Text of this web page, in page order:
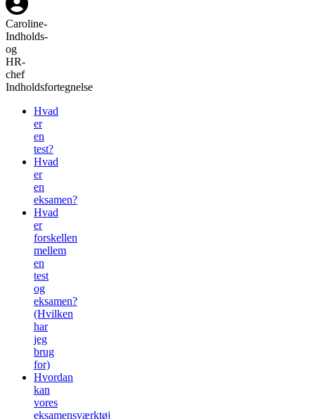
Caroline-
Indholds-
og
HR-
chef
Indholdsfortegnelse
Hvad
er
en
test?
Hvad
er
en
eksamen?
Hvad
er
forskellen
mellem
en
test
og
eksamen?
(Hvilken
har
jeg
brug
for)
Hvordan
kan
vores
eksamensværktøj